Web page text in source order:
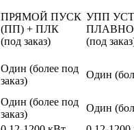
ПРЯМОЙ ПУСК
(ПП) + ПЛК
(под заказ)
УПП
(под
Один (более под
заказ)
Один
Один (более под
заказ)
Один